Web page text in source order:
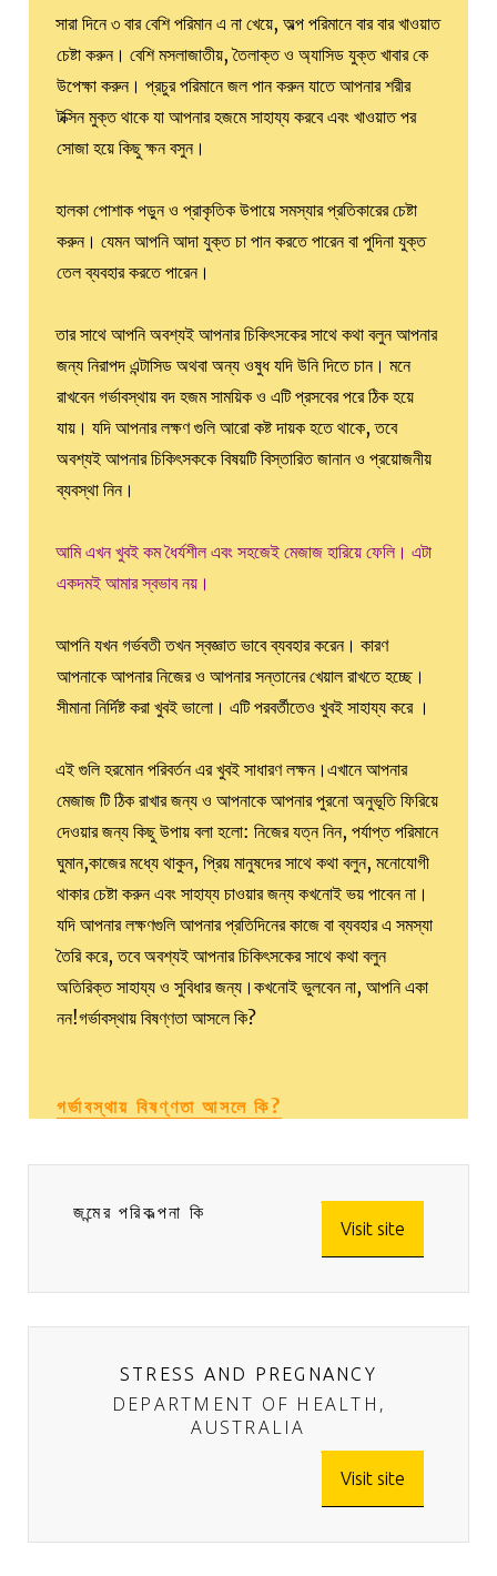
সারা দিনে ৩ বার বেশি পরিমান এ না খেয়ে, অল্প পরিমানে বার বার খাওয়াত
চেষ্টা করুন। বেশি মসলাজাতীয়, তৈলাক্ত ও অ্যাসিড যুক্ত খাবার কে
উপেক্ষা করুন। প্রচুর পরিমানে জল পান করুন যাতে আপনার শরীর
টক্সিন মুক্ত থাকে যা আপনার হজমে সাহায্য করবে এবং খাওয়াত পর
সোজা হয়ে কিছু ক্ষন বসুন।
হালকা পোশাক পড়ুন ও প্রাকৃতিক উপায়ে সমস্যার প্রতিকারের চেষ্টা
করুন। যেমন আপনি আদা যুক্ত চা পান করতে পারেন বা পুদিনা যুক্ত
তেল ব্যবহার করতে পারেন।
তার সাথে আপনি অবশ্যই আপনার চিকিৎসকের সাথে কথা বলুন আপনার
জন্য নিরাপদ এন্টাসিড অথবা অন্য ওষুধ যদি উনি দিতে চান। মনে
রাখবেন গর্ভাবস্থায় বদ হজম সাময়িক ও এটি প্রসবের পরে ঠিক হয়ে
যায়। যদি আপনার লক্ষণ গুলি আরো কষ্ট দায়ক হতে থাকে, তবে
অবশ্যই আপনার চিকিৎসককে বিষয়টি বিস্তারিত জানান ও প্রয়োজনীয়
ব্যবস্থা নিন।
আমি এখন খুবই কম ধৈর্যশীল এবং সহজেই মেজাজ হারিয়ে ফেলি। এটা
একদমই আমার স্বভাব নয়।
আপনি যখন গর্ভবতী তখন স্বজ্ঞাত ভাবে ব্যবহার করেন। কারণ
আপনাকে আপনার নিজের ও আপনার সন্তানের খেয়াল রাখতে হচ্ছে।
সীমানা নির্দিষ্ট করা খুবই ভালো। এটি পরবর্তীতেও খুবই সাহায্য করে ।
এই গুলি হরমোন পরিবর্তন এর খুবই সাধারণ লক্ষন।এখানে আপনার
মেজাজ টি ঠিক রাখার জন্য ও আপনাকে আপনার পুরনো অনুভূতি ফিরিয়ে
দেওয়ার জন্য কিছু উপায় বলা হলো: নিজের যত্ন নিন, পর্যাপ্ত পরিমানে
ঘুমান,কাজের মধ্যে থাকুন, প্রিয় মানুষদের সাথে কথা বলুন, মনোযোগী
থাকার চেষ্টা করুন এবং সাহায্য চাওয়ার জন্য কখনোই ভয় পাবেন না।
যদি আপনার লক্ষণগুলি আপনার প্রতিদিনের কাজে বা ব্যবহার এ সমস্যা
তৈরি করে, তবে অবশ্যই আপনার চিকিৎসকের সাথে কথা বলুন
অতিরিক্ত সাহায্য ও সুবিধার জন্য।কখনোই ভুলবেন না, আপনি একা
নন!গর্ভাবস্থায় বিষণ্ণতা আসলে কি?
গর্ভাবস্থায় বিষণ্ণতা আসলে কি?
জন্মের পরিকল্পনা কি
Visit site
STRESS AND PREGNANCY
DEPARTMENT OF HEALTH,
AUSTRALIA
Visit site